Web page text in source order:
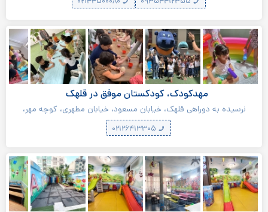
مهدکودک، کودکستان موفق در قلهک
نرسیده به دوراهی قلهک، خیابان مسعود، خیابان مطهری، کوچه مهر،
پلاک ۶